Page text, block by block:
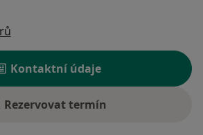
Kontaktní údaje
Rezervovat termín